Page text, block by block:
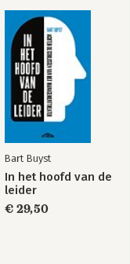
Bart Buyst
In het hoofd van de
leider
€ 29,50